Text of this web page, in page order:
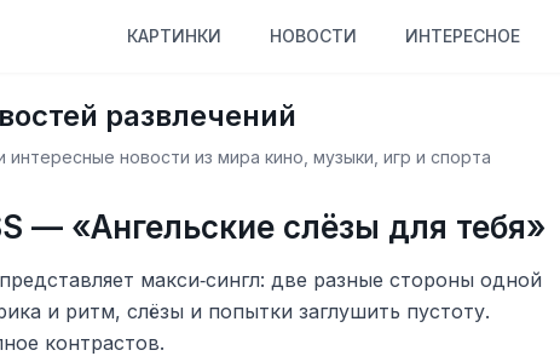
КАРТИНКИ НОВОСТИ ИНТЕРЕСНОЕ
развлечений
новости из мира кино, музыки, игр и спорта
— «Ангельские слёзы для тебя»
макси‑сингл: две разные стороны одной
и ритм, слёзы и попытки заглушить пустоту.
контрастов.